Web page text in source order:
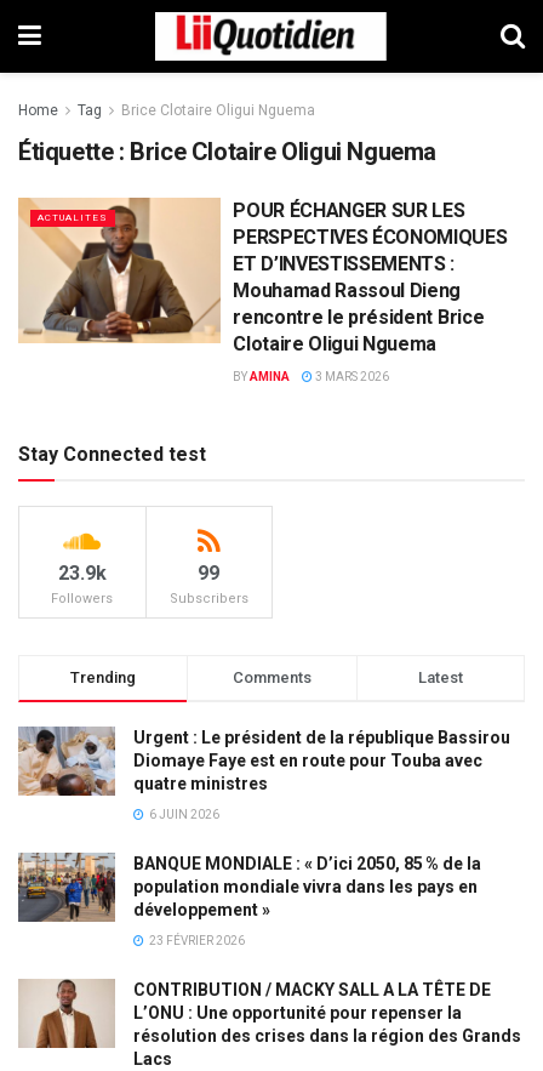
Home Tag Brice Clotaire Oligui Nguema
Étiquette : Brice Clotaire Oligui Nguema
ACTUALITES
POUR ÉCHANGER SUR LES
PERSPECTIVES ÉCONOMIQUES
ET D’INVESTISSEMENTS :
Mouhamad Rassoul Dieng
rencontre le président Brice
Clotaire Oligui Nguema
BYAMINA 3 MARS 2026
Stay Connected test
23.9k
Followers
99
Subscribers
Trending Comments Latest
Urgent : Le président de la république Bassirou
Diomaye Faye est en route pour Touba avec
quatre ministres
6 JUIN 2026
BANQUE MONDIALE : « D’ici 2050, 85 % de la
population mondiale vivra dans les pays en
développement »
23 FÉVRIER 2026
CONTRIBUTION / MACKY SALL A LA TÊTE DE
L’ONU : Une opportunité pour repenser la
résolution des crises dans la région des Grands
Lacs